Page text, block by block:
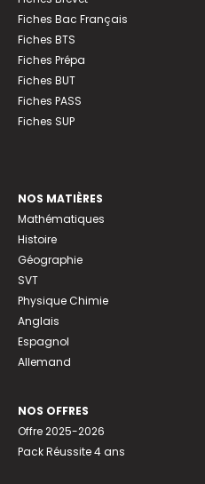
Fiches Bac Français
Fiches BTS
Fiches Prépa
Fiches BUT
Fiches PASS
Fiches SUP
NOS MATIÈRES
Mathématiques
Histoire
Géographie
SVT
Physique Chimie
Anglais
Espagnol
Allemand
NOS OFFRES
Offre 2025-2026
Pack Réussite 4 ans